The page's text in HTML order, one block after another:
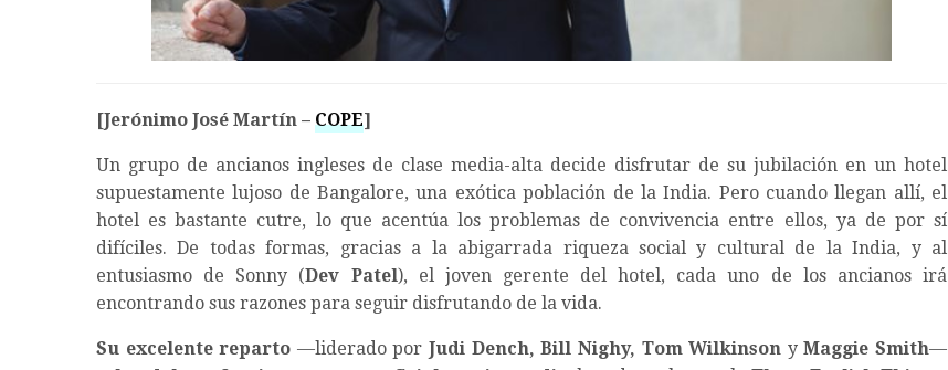
[Jerónimo José Martín – COPE]
Un grupo de ancianos ingleses de clase media-alta decide disfrutar de su jubilación en un hotel
supuestamente lujoso de Bangalore, una exótica población de la India. Pero cuando llegan allí, el
hotel es bastante cutre, lo que acentúa los problemas de convivencia entre ellos, ya de por sí
difíciles. De todas formas, gracias a la abigarrada riqueza social y cultural de la India, y al
entusiasmo de Sonny (Dev Patel), el joven gerente del hotel, cada uno de los ancianos irá
encontrando sus razones para seguir disfrutando de la vida.
Su excelente reparto —liderado porJudi Dench, Bill Nighy, Tom Wilkinson yMaggie Smith—